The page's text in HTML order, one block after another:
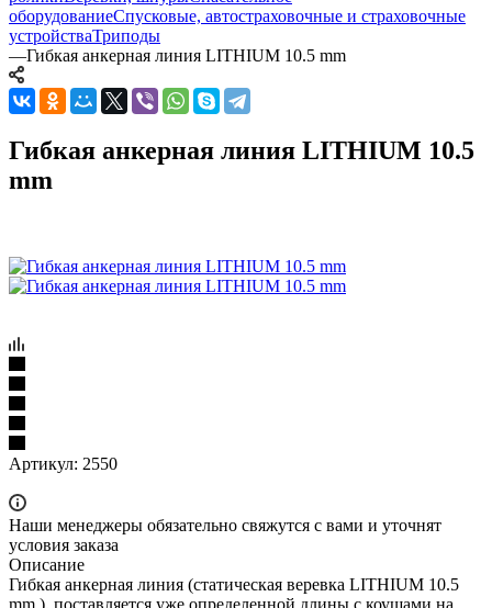
оборудованиеСпусковые, автостраховочные и страховочные
устройстваТриподы
—Гибкая анкерная линия LITHIUM 10.5 mm
Гибкая анкерная линия LITHIUM 10.5
mm
Артикул: 2550
Наши менеджеры обязательно свяжутся с вами и уточнят
условия заказа
Описание
Гибкая анкерная линия (статическая веревка LITHIUM 10.5
mm ), поставляется уже определенной длины с коушами на